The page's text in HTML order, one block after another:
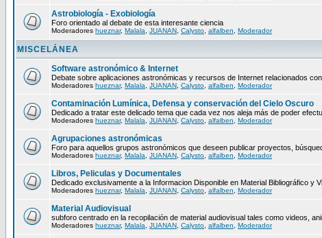
Astrobiología - Exobiología
Foro orientado al debate de esta interesante ciencia
Moderadores hueznar, Malala JUANAN Calysto alfalben Moderador
MISCELÁNEA
Software astronómico & Internet
Debate sobre aplicaciones astronómicas y recursos de Internet relacionados
Moderadores hueznar, Malala JUANAN Calysto alfalben Moderador
Contaminación Lumínica, Defensa y conservación del Cielo Oscuro
Dedicado a tratar este delicado tema que cada vez nos aleja más de poder
Moderadores hueznar, Malala JUANAN Calysto alfalben Moderador
Agrupaciones astronómicas
Foro para aquellos grupos astronómicos que deseen publicar proyectos,
Moderadores hueznar, Malala JUANAN Calysto alfalben Moderador
Libros, Peliculas y Documentales
Dedicado exclusivamente a la Informacion Disponible en Material Bibliográfico y
Moderadores hueznar, Malala JUANAN Calysto alfalben Moderador
Material Audiovisual
subforo centrado en la recopilación de material audiovisual tales como videos,
Moderadores hueznar, Malala JUANAN Calysto alfalben Moderador